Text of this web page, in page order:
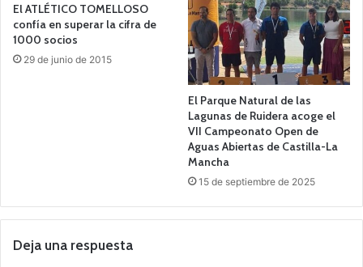
El ATLÉTICO TOMELLOSO
confía en superar la cifra de
1000 socios
29 de junio de 2015
El Parque Natural de las
Lagunas de Ruidera acoge el
VII Campeonato Open de
Aguas Abiertas de Castilla-La
Mancha
15 de septiembre de 2025
Deja una respuesta